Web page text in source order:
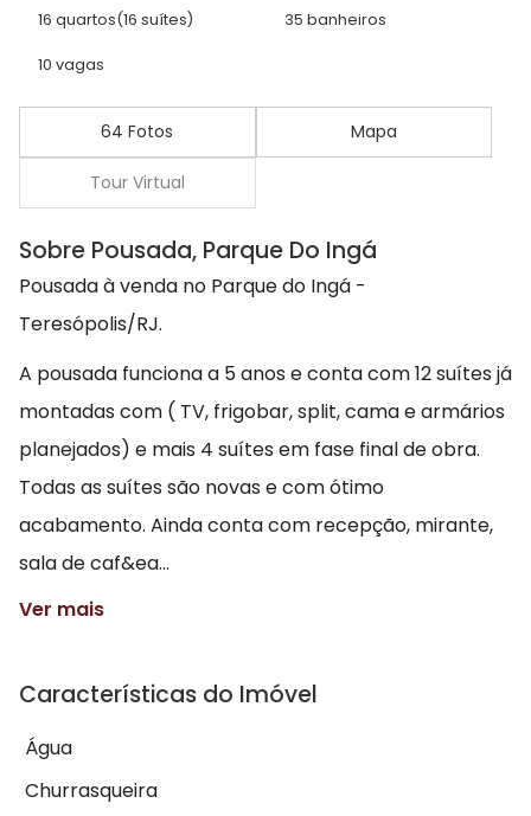
16 quartos(16 suítes) 35 banheiros
10 vagas
64 Fotos Mapa
Tour Virtual
Sobre Pousada, Parque Do Ingá
Pousada à venda no Parque do Ingá -
Teresópolis/RJ.
A pousada funciona a 5 anos e conta com 12 suítes já
montadas com ( TV, frigobar, split, cama e armários
planejados) e mais 4 suítes em fase final de obra.
Todas as suítes são novas e com ótimo
acabamento. Ainda conta com recepção, mirante,
sala de caf&ea...
Ver mais
Características do Imóvel
Água
Churrasqueira